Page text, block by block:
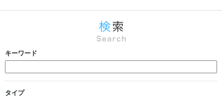
キーワード
タイプ